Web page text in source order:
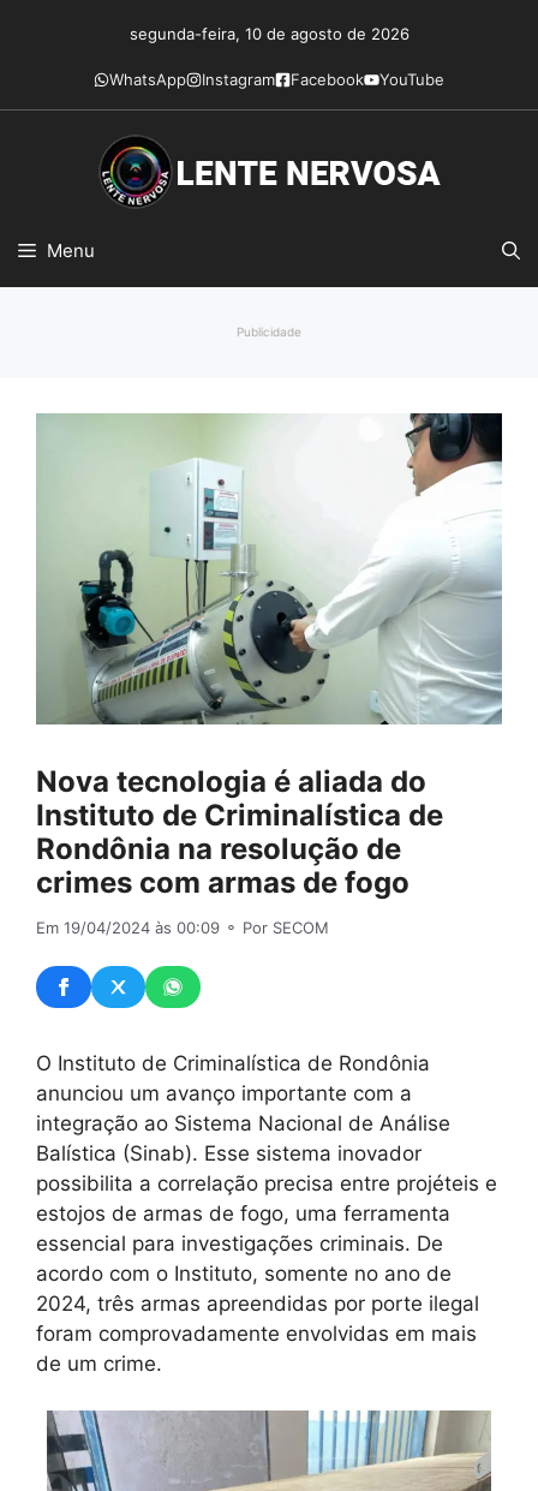
conteúdo
segunda-feira, 10 de agosto de 2026
WhatsApp Instagram Facebook YouTube
Menu
Publicidade
Nova tecnologia é aliada do
Instituto de Criminalística de
Rondônia na resolução de
crimes com armas de fogo
Em 19/04/2024 às 00:09 ⚬ Por SECOM
O Instituto de Criminalística de Rondônia
anunciou um avanço importante com a
integração ao Sistema Nacional de Análise
Balística (Sinab). Esse sistema inovador
possibilita a correlação precisa entre projéteis e
estojos de armas de fogo, uma ferramenta
essencial para investigações criminais. De
acordo com o Instituto, somente no ano de
2024, três armas apreendidas por porte ilegal
foram comprovadamente envolvidas em mais
de um crime.